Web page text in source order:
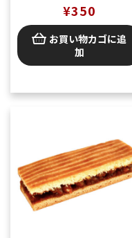
¥350
お買い物カゴに追
加